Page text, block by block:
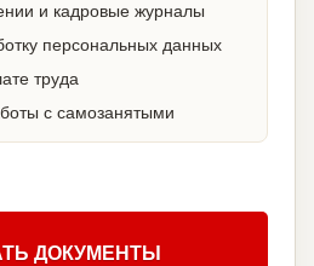
и кадровые журналы
персональных данных
труда
с самозанятыми
ДОКУМЕНТЫ